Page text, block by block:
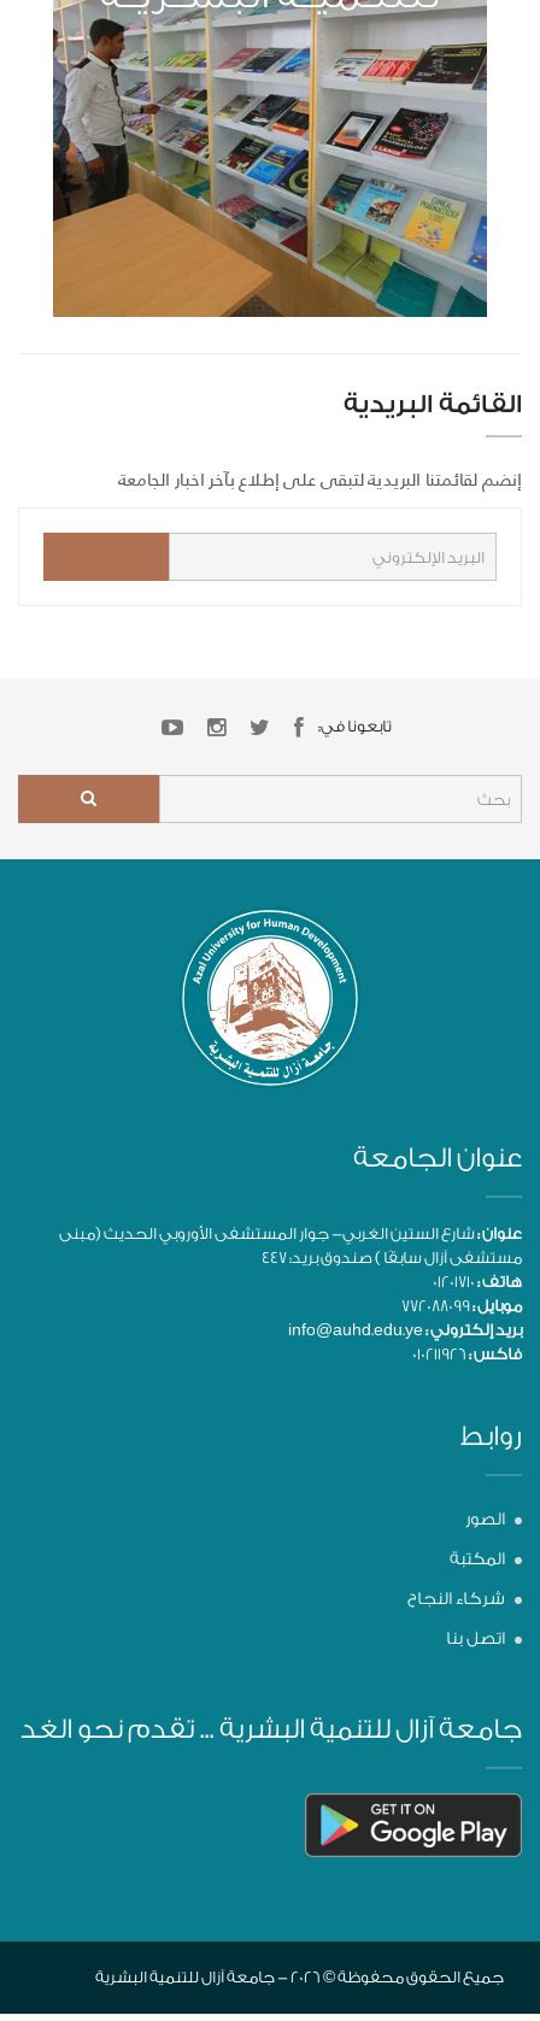
القائمة البريدية
إنضم لقائمتنا البريدية لتبقى على إطلاع بآخر اخبار الجامعة
تابعونا في:
عنوان الجامعة
عنوان :شارع الستين الغربي- جوار المستشفى الأوروبي الحديث (مبنى
مستشفى آزال سابقًا ) صندوق بريد: 447
هاتف :
موبايل :
بريد إلكتروني :
فاكس :
روابط
الصور
المكتبة
شركاء النجاح
اتصل بنا
جامعة آزال للتنمية البشرية ... تقدم نحو الغد
جميع الحقوق محفوظة © 2026 - جامعة آزال للتنمية البشرية